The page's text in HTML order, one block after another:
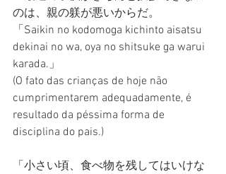
のは、親の躾が悪いからだ。
「Saikin no kodomoga kichinto aisatsu
dekinai no wa, oya no shitsuke ga warui
karada.」
(O fato das crianças de hoje não
cumprimentarem adequadamente, é
resultado da péssima forma de
disciplina do pais.)
「小さい頃、食べ物を残してはいけな